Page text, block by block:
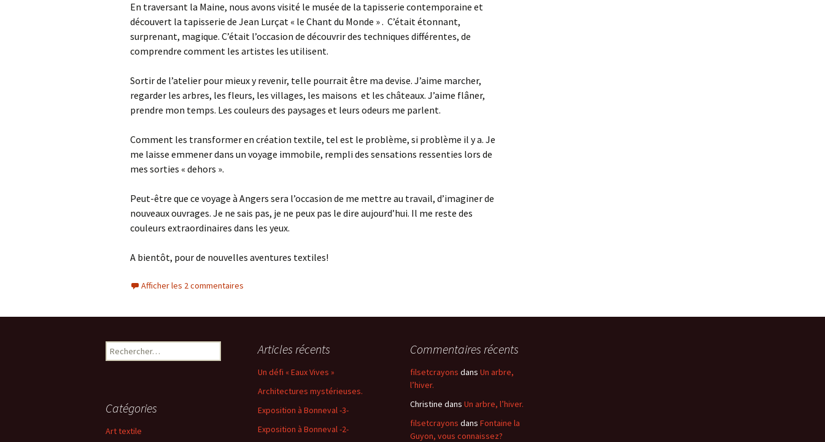
En traversant la Maine, nous avons visité le musée de la tapisserie contemporaine et
découvert la tapisserie de Jean Lurçat « le Chant du Monde » . C’était étonnant,
surprenant, magique. C’était l’occasion de découvrir des techniques différentes, de
comprendre comment les artistes les utilisent.
Sortir de l’atelier pour mieux y revenir, telle pourrait être ma devise. J’aime marcher,
regarder les arbres, les fleurs, les villages, les maisons et les châteaux. J’aime flâner,
prendre mon temps. Les couleurs des paysages et leurs odeurs me parlent.
Comment les transformer en création textile, tel est le problème, si problème il y a. Je
me laisse emmener dans un voyage immobile, rempli des sensations ressenties lors de
mes sorties « dehors ».
Peut-être que ce voyage à Angers sera l’occasion de me mettre au travail, d’imaginer de
nouveaux ouvrages. Je ne sais pas, je ne peux pas le dire aujourd’hui. Il me reste des
couleurs extraordinaires dans les yeux.
A bientôt, pour de nouvelles aventures textiles!
Afficher les 2 commentaires
Rechercher : Articles récents
Un défi « Eaux Vives »
Architectures mystérieuses.
Exposition à Bonneval -3-
Exposition à Bonneval -2-
Commentaires récents
filsetcrayons dans Un arbre,
l’hiver.
Christine dans Un arbre, l’hiver.
filsetcrayons dans Fontaine la
Guyon, vous connaissez?
Catégories
Art textile